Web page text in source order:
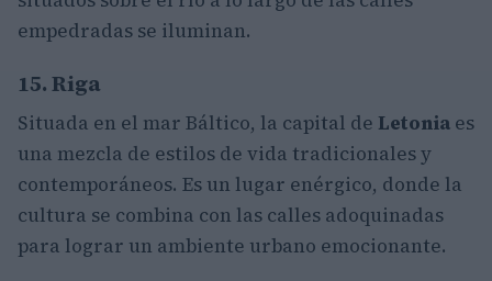
empedradas se iluminan.
15. Riga
Situada en el mar Báltico, la capital de Letonia es
una mezcla de estilos de vida tradicionales y
contemporáneos. Es un lugar enérgico, donde la
cultura se combina con las calles adoquinadas
para lograr un ambiente urbano emocionante.